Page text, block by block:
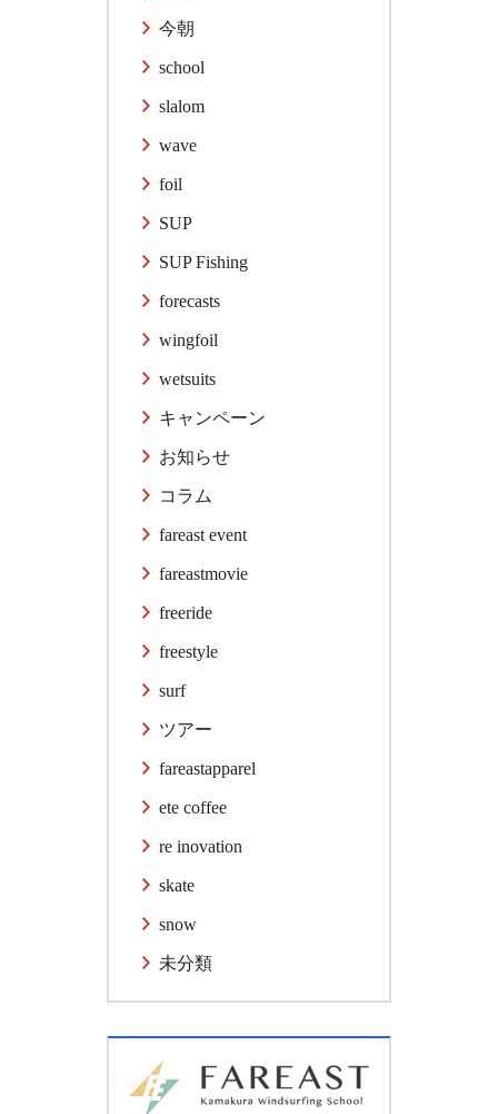
今朝
school
slalom
wave
foil
SUP
SUP Fishing
forecasts
wingfoil
wetsuits
キャンペーン
お知らせ
コラム
fareast event
fareastmovie
freeride
freestyle
surf
ツアー
fareastapparel
ete coffee
re inovation
skate
snow
未分類